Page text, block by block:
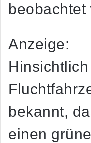
beobachtet
Anzeige:
bekannt,
einen